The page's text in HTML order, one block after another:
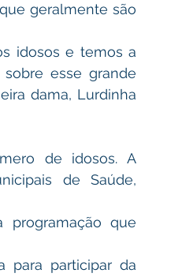
geralmente são
idosos e temos a
esse grande
dama, Lurdinha
de idosos. A
de Saúde,
programação que
para participar da